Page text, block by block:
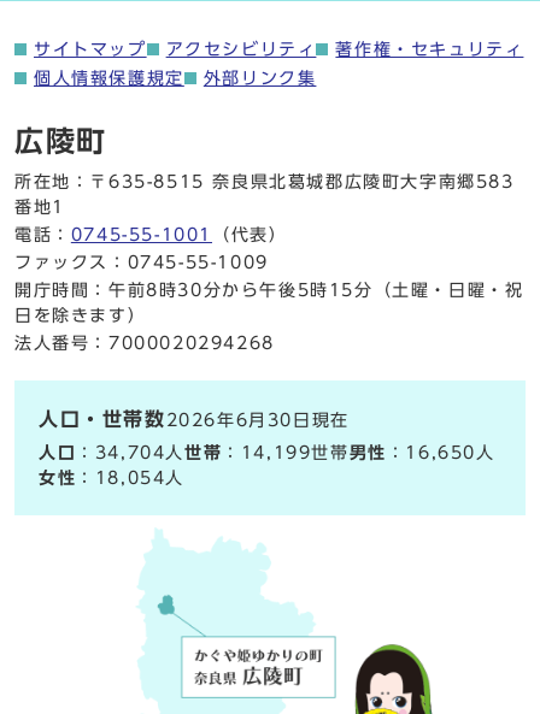
サイトマップ アクセシビリティ
著作権・セキュリティ
個人情報保護規定
外部リンク集
広陵町
所在地：〒635-8515 奈良県北葛城郡広陵町大字南郷583
番地1
電話： 0745-55-1001
（代表）
ファックス：0745-55-1009
開庁時間：午前8時30分から午後5時15分（土曜・日曜・祝
日を除きます）
法人番号：7000020294268
人口・世帯数 2026年6月30日現在
人口
：34,704人世帯 ：14,199世帯男性 ：16,650人
女性 ：18,054人